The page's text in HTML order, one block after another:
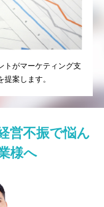
トがマーケティング支
案します。
営不振で悩ん
様へ